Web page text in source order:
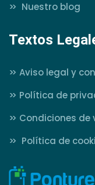
>>
Nuestro blog
Textos
>> Aviso legal y
>> Política de
>> Condiciones de
>>
Política de